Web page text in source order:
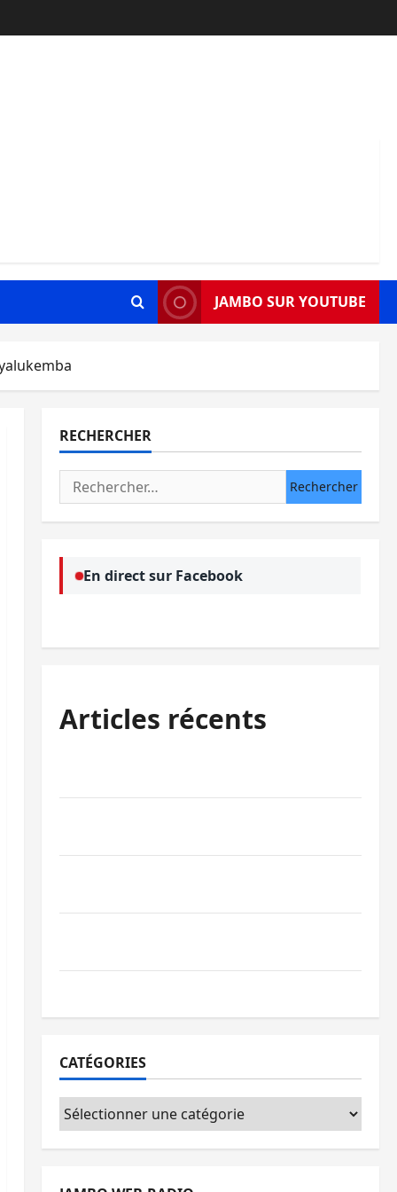
JAMBO SUR YOUTUBE
RECHERCHER
Rechercher :
En direct sur Facebook
Articles récents
CATÉGORIES
Catégories